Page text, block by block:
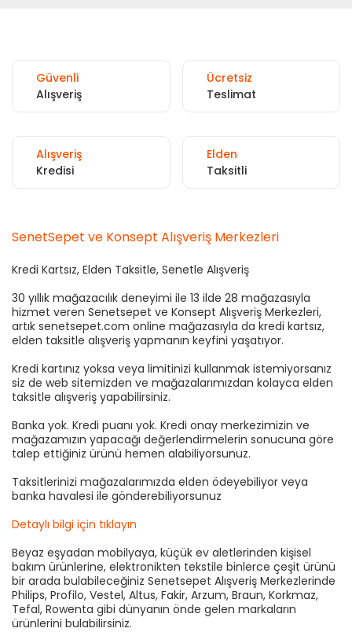
Güvenli
Alışveriş
Ücretsiz
Teslimat
Alışveriş
Kredisi
Elden
Taksitli
SenetSepet ve Konsept Alışveriş Merkezleri
Kredi Kartsız, Elden Taksitle, Senetle Alışveriş
30 yıllık mağazacılık deneyimi ile 13 ilde 28 mağazasıyla
hizmet veren Senetsepet ve Konsept Alışveriş Merkezleri,
artık senetsepet.com online mağazasıyla da kredi kartsız,
elden taksitle alışveriş yapmanın keyfini yaşatıyor.
Kredi kartınız yoksa veya limitinizi kullanmak istemiyorsanız
siz de web sitemizden ve mağazalarımızdan kolayca elden
taksitle alışveriş yapabilirsiniz.
Banka yok. Kredi puanı yok. Kredi onay merkezimizin ve
mağazamızın yapacağı değerlendirmelerin sonucuna göre
talep ettiğiniz ürünü hemen alabiliyorsunuz.
Taksitlerinizi mağazalarımızda elden ödeyebiliyor veya
banka havalesi ile gönderebiliyorsunuz
Detaylı bilgi için tıklayın
Beyaz eşyadan mobilyaya, küçük ev aletlerinden kişisel
bakım ürünlerine, elektronikten tekstile binlerce çeşit ürünü
bir arada bulabileceğiniz Senetsepet Alışveriş Merkezlerinde
Philips, Profilo, Vestel, Altus, Fakir, Arzum, Braun, Korkmaz,
Tefal, Rowenta gibi dünyanın önde gelen markaların
ürünlerini bulabilirsiniz.